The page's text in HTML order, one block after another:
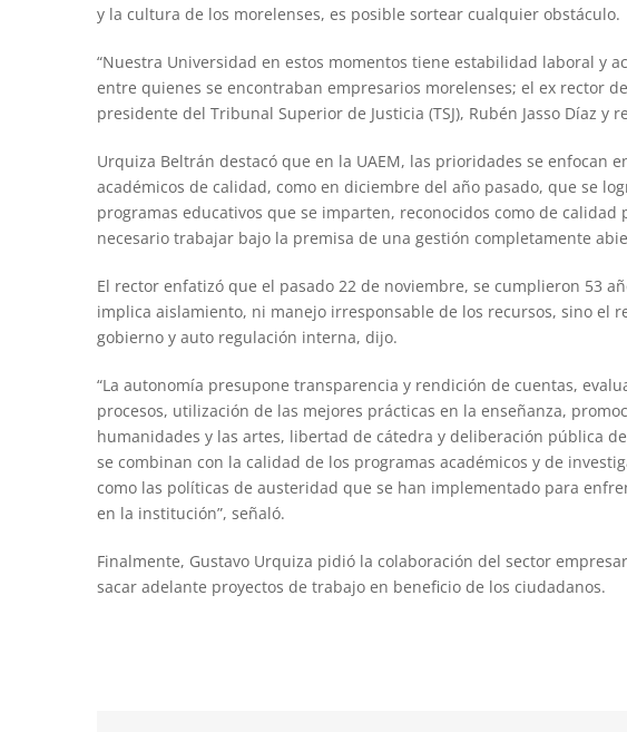
y la cultura de los morelenses, es posible sortear cualquier obstáculo.
“Nuestra Universidad en estos momentos tiene estabilidad laboral y
entre quienes se encontraban empresarios morelenses; el ex rector
presidente del Tribunal Superior de Justicia (TSJ), Rubén Jasso Díaz y
Urquiza Beltrán destacó que en la UAEM, las prioridades se enfocan
académicos de calidad, como en diciembre del año pasado, que se
programas educativos que se imparten, reconocidos como de
necesario trabajar bajo la premisa de una gestión completamente
El rector enfatizó que el pasado 22 de noviembre, se cumplieron 53
implica aislamiento, ni manejo irresponsable de los recursos, sino el
gobierno y auto regulación interna, dijo.
“La autonomía presupone transparencia y rendición de cuentas,
procesos, utilización de las mejores prácticas en la enseñanza,
humanidades y las artes, libertad de cátedra y deliberación pública
se combinan con la calidad de los programas académicos y de
como las políticas de austeridad que se han implementado para
en la institución”, señaló.
Finalmente, Gustavo Urquiza pidió la colaboración del sector
sacar adelante proyectos de trabajo en beneficio de los ciudadanos.